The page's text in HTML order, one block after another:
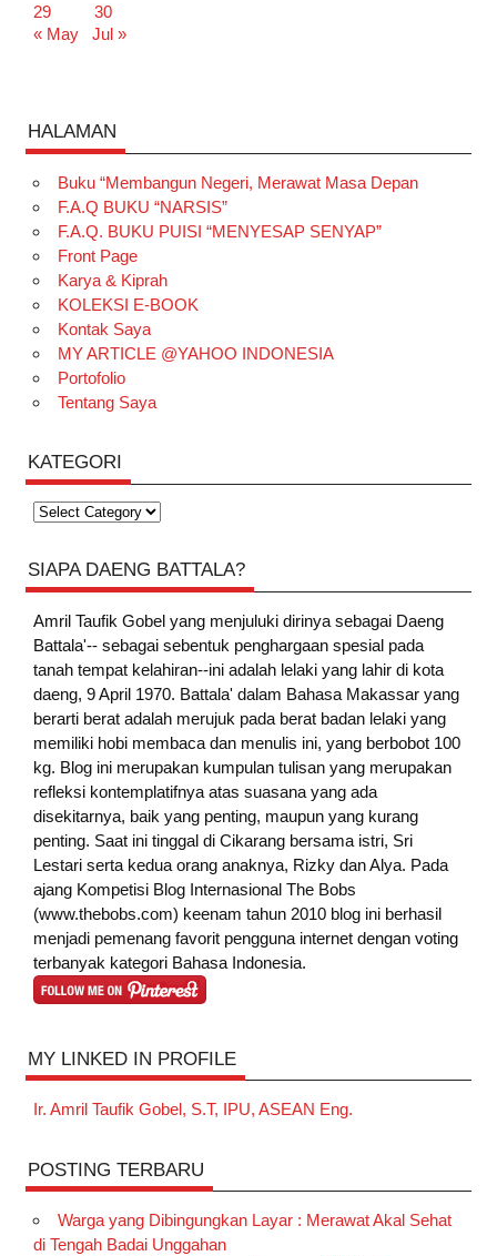
29
30
« May
Jul »
HALAMAN
Buku “Membangun Negeri, Merawat Masa Depan
F.A.Q BUKU “NARSIS”
F.A.Q. BUKU PUISI “MENYESAP SENYAP”
Front Page
Karya & Kiprah
KOLEKSI E-BOOK
Kontak Saya
MY ARTICLE @YAHOO INDONESIA
Portofolio
Tentang Saya
KATEGORI
Kategori
SIAPA DAENG BATTALA?
Amril Taufik Gobelyang menjuluki dirinya sebagai Daeng
Battala'-- sebagai sebentuk penghargaan spesial pada
tanah tempat kelahiran--ini adalah lelaki yang lahir di kota
daeng, 9 April 1970. Battala' dalam Bahasa Makassar yang
berarti berat adalah merujuk pada berat badan lelaki yang
memiliki hobi membaca dan menulis ini, yang berbobot 100
kg. Blog ini merupakan kumpulan tulisan yang merupakan
refleksi kontemplatifnya atas suasana yang ada
disekitarnya, baik yang penting, maupun yang kurang
penting. Saat ini tinggal di Cikarang bersama istri, Sri
Lestari serta kedua orang anaknya, Rizky dan Alya. Pada
ajang Kompetisi Blog Internasional The Bobs
(www.thebobs.com) keenam tahun 2010 blog ini berhasil
menjadi pemenang favorit pengguna internet dengan voting
terbanyak kategori Bahasa Indonesia.
MY LINKED IN PROFILE
Ir. Amril Taufik Gobel, S.T, IPU, ASEAN Eng.
POSTING TERBARU
Warga yang Dibingungkan Layar : Merawat Akal Sehat
di Tengah Badai Unggahan